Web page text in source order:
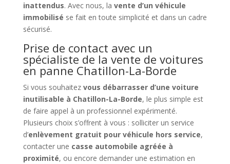
inattendus. Avec nous, la vente d’un véhicule
immobilisé se fait en toute simplicité et dans un cadre
sécurisé.
Prise de contact avec un
spécialiste de la vente de voitures
en panne Chatillon-La-Borde
Si vous souhaitez vous débarrasser d’une voiture
inutilisable à Chatillon-La-Borde, le plus simple est
de faire appel à un professionnel expérimenté.
Plusieurs choix s’offrent à vous : solliciter un service
d’enlèvement gratuit pour véhicule hors service,
contacter une casse automobile agréée à
proximité, ou encore demander une estimation en